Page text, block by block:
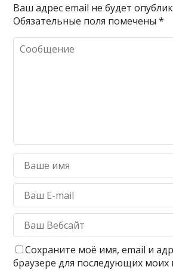
Ваш адрес email не будет
Обязательные поля помечены*
Сохраните моё имя, email и
браузере для последующих